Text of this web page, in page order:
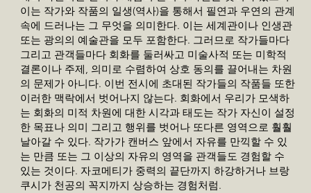
이는 작가와 작품의 일생(역사)을 통해서 필연과 우연의 관계
속에 드러나는 그 무엇을 의미한다. 이는 세계관이나 인생관
또는 광의의 예술관을 모두 포함한다. 그러므로 작가들마다
그리고 관객들마다 회화를 둘러싸고 미술사적 또는 미학적
결론이나 주제, 의미로 수렴하여 상호 동의를 끌어내는 차원
의 문제가 아니다. 이번 전시에 초대된 작가들의 작품들 또한
이러한 맥락에서 벗어나지 않는다. 회화에서 우리가 모색하
는 회화의 미적 차원에 대한 시각과 태도는 작가 자신이 설정
한 목표나 의미 그리고 행위를 벗어나 또다른 영역으로 훨훨
날아갈 수 있다. 작가가 캔버스 앞에서 자유를 만끽할 수 있
는 만큼 또는 그 이상의 자유의 영역을 관객들도 경험할 수
있는 것이다. 자코메티가 중력의 끝단까지 하강하거나 브랑
쿠시가 천공의 꼭지까지 상승하는 경험처럼.